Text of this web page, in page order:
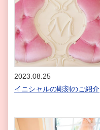
2023.08.25
イニシャルの彫刻のご紹介